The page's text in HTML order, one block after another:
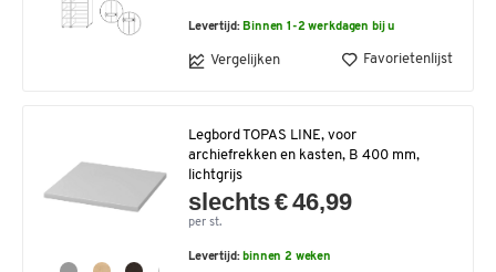
Levertijd: Binnen 1-2 werkdagen bij u
Vergelijken Favorietenlijst
Legbord TOPAS LINE, voor
archiefrekken en kasten, B 400 mm,
lichtgrijs
slechts € 46,99
per st.
Levertijd: binnen 2 weken